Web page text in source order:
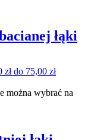
łąki
do 75,00 zł
można wybrać na